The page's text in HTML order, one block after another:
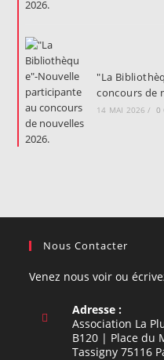
"La
concours de
14 MAI 2026 / 0
Nous Contacter
Venez nous voir ou
Adresse :
Association La
B120 | Place du
Tassigny 75116